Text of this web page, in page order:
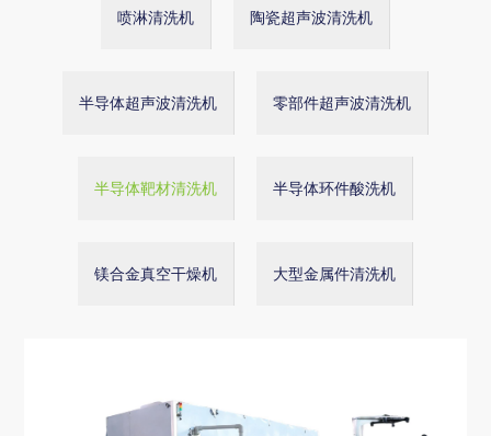
喷淋清洗机 陶瓷超声波清洗机
半导体超声波清洗机 零部件超声波清洗机
半导体靶材清洗机 半导体环件酸洗机
镁合金真空干燥机 大型金属件清洗机